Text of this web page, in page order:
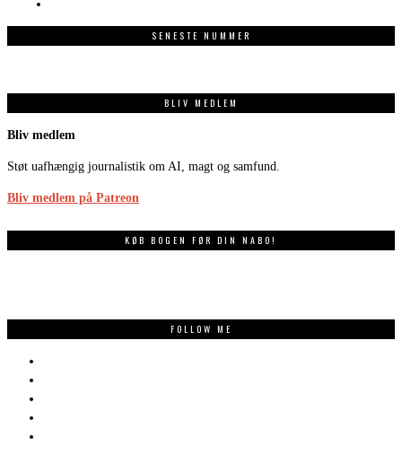
SENESTE NUMMER
BLIV MEDLEM
Bliv medlem
Støt uafhængig journalistik om AI, magt og samfund.
Bliv medlem på Patreon
KØB BOGEN FØR DIN NABO!
FOLLOW ME